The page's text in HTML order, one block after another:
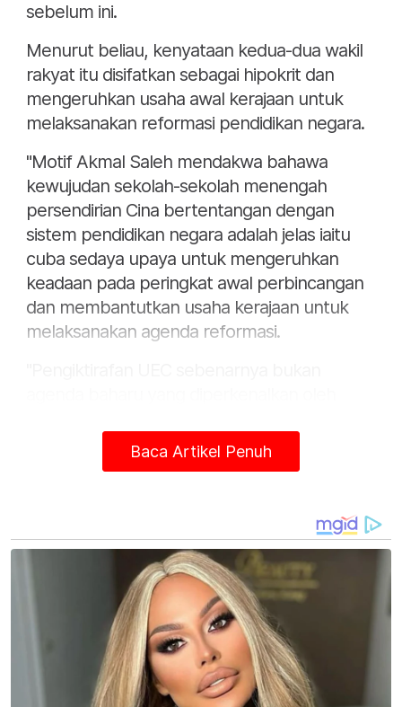
sebelum ini.
Menurut beliau, kenyataan kedua-dua wakil
rakyat itu disifatkan sebagai hipokrit dan
mengeruhkan usaha awal kerajaan untuk
melaksanakan reformasi pendidikan negara.
"Motif Akmal Saleh mendakwa bahawa
kewujudan sekolah-sekolah menengah
persendirian Cina bertentangan dengan
sistem pendidikan negara adalah jelas iaitu
cuba sedaya upaya untuk mengeruhkan
keadaan pada peringkat awal perbincangan
dan membantutkan usaha kerajaan untuk
melaksanakan agenda reformasi.
Pakatan Harapan (PH) semata-mata,"
katanya dalam satu kenyataan pada Khamis.
kedua-dua pemimpin sayap parti masing-
masing itu juga menunjukkan pemahaman
cetek mereka terhadap sistem kemasukan
Baca Artikel Penuh